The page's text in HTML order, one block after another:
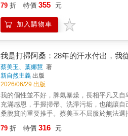
構自己的家， 並打造給所有父母與孩子的閱讀學習王國， 成為家長與
企業家， 她寫下這段生命故事與珍視的精神
人、執行長與創刊總編輯。童年對於愛的
庭與創辦《親子天下》的心路歷程，希望與所有
孩子 我一次又一次學習面對那些刻意忘記
十二歲女孩的孤單與逞強， 不是為了控訴，而是為了好好告別。 ▌當有了自己的家 我也在學習，
學會在愛裡不再懼怕、不需要用壓抑和退讓， 來交換安全的關係。 ▌父母的旅程 如果有機會重
那麼脆弱，而你也不需要把自己表現得那
注此刻當下我們能做的事。 有捨有得，才是真相。 ▌我的教育筆記 孩子長大了，他的人生要靠自己掌握，他的困難也只能
不能像小時候那樣，為他遮風擋雨。 他要走在前面，自
「北極星」，並不是衡量我們人生成功與
更好的是，旅程中有人為伴，有彼此的信任、愛與祝福。 ★首刷限量特殊裝幀，絕對值得珍藏★ 設計靈感源於
79 折 特價 355 元
加入購物車
我是打掃阿桑：28年的汗水付出，我
蔡美玉、葉娜慧 著
新自然主義 出版
2026/06/29 出版
我的個性並不好，脾氣暴燥，長相平凡又
充滿感恩，手握掃帚、洗淨污垢，也能讓
桑脫貧的重要推手。蔡美玉不屈服於無法
庭的積垢，更洗滌了百位弱勢女性的命運
79 折 特價 316 元